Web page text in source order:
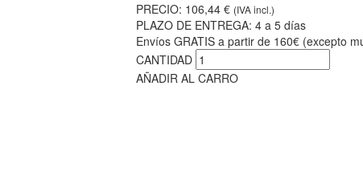
PRECIO: 106,44 € (IVA incl.)
PLAZO DE ENTREGA: 4 a 5 días
Envíos GRATIS a partir de 160€ (excepto
CANTIDAD
AÑADIR AL CARRO